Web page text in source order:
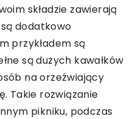
składzie zawierają
dodatkowo
przykładem są
są dużych kawałków
na orzeźwiający
Takie rozwiązanie
pikniku, podczas